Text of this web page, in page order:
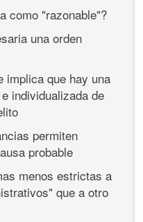
como "razonable"?
una orden
implica que hay una
individualizada de
permiten
probable
menos estrictas a
que a otro